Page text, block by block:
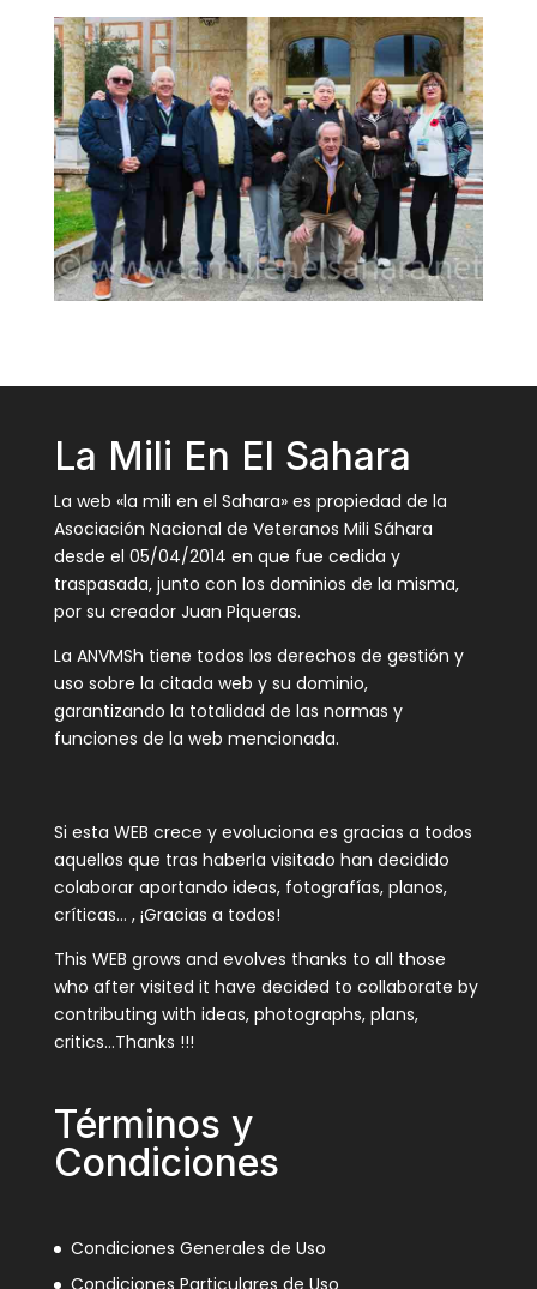
La Mili En El Sahara
La web «la mili en el Sahara» es propiedad de la
Asociación Nacional de Veteranos Mili Sáhara
desde el 05/04/2014 en que fue cedida y
traspasada, junto con los dominios de la misma,
por su creador Juan Piqueras.
La ANVMSh tiene todos los derechos de gestión y
uso sobre la citada web y su dominio,
garantizando la totalidad de las normas y
funciones de la web mencionada.
Si esta WEB crece y evoluciona es gracias a todos
aquellos que tras haberla visitado han decidido
colaborar aportando ideas, fotografías, planos,
críticas… , ¡Gracias a todos!
This WEB grows and evolves thanks to all those
who after visited it have decided to collaborate by
contributing with ideas, photographs, plans,
critics…Thanks !!!
Términos y
Condiciones
Condiciones Generales de Uso